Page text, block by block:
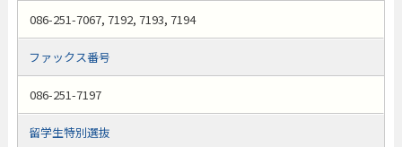
086-251-7067, 7192, 7193, 7194
ファックス番号
086-251-7197
留学生特別選抜